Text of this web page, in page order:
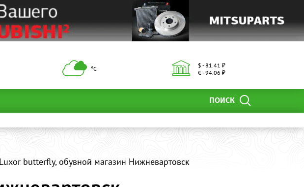
°С
$ - 81.41 ₽
€ - 94.06 ₽
ПОИСК
Luxor butterfly, обувной магазин Нижневартовск